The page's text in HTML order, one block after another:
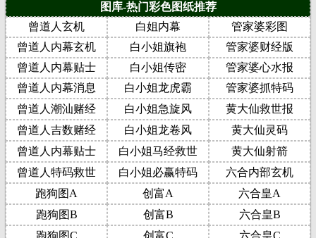
图库-热门彩色图纸推荐
曾道人玄机
白姐内幕
管家婆彩图
曾道人内幕玄机
白小姐旗袍
管家婆财经版
曾道人内幕贴士
白小姐传密
管家婆心水报
曾道人内幕消息
白小姐龙虎霸
管家婆抓特码
曾道人潮汕赌经
白小姐急旋风
黄大仙救世报
曾道人吉数赌经
白小姐龙卷风
黄大仙灵码
曾道人内幕贴士
白小姐马经救世
黄大仙射箭
曾道人特码救世
白小姐必赢特码
六合内部玄机
跑狗图A
创富A
六合皇A
跑狗图B
创富B
六合皇B
跑狗图C
创富C
六合皇C